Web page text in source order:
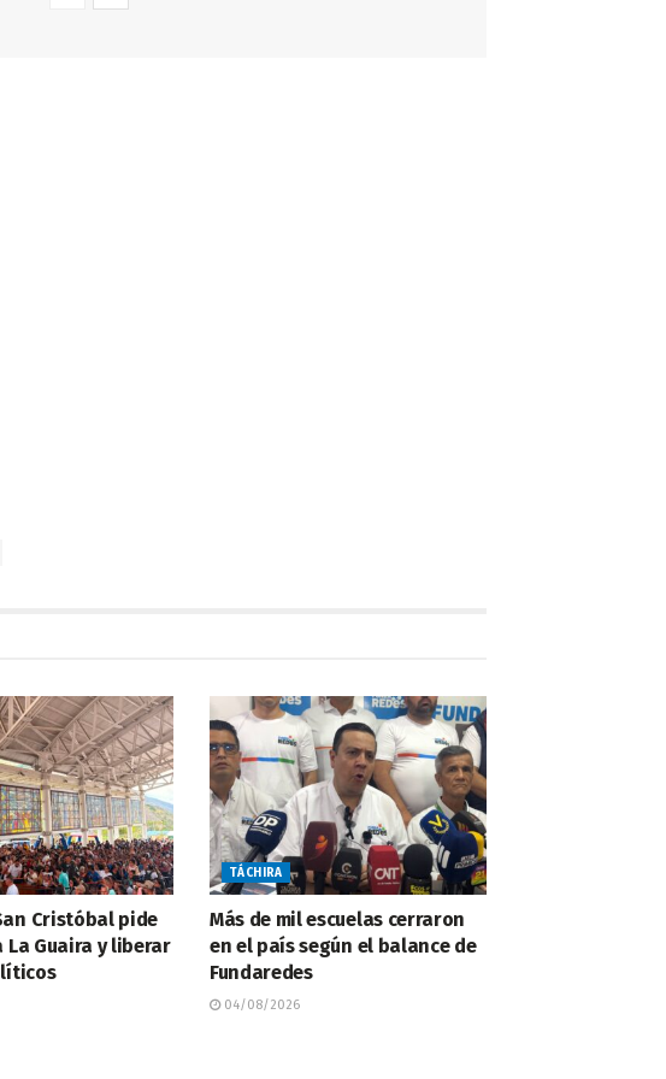
Cristóbal pide
Guaira y liberar
TÁCHIRA
Más de mil escuelas cerraron
en el país según el balance de
Fundaredes
04/08/2026